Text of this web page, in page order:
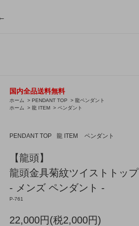
国内全品送料無料
ホーム > PENDANT TOP > 龍ペンダント
ホーム
> 龍 ITEM > ペンダント
PENDANT TOP 龍 ITEM ペンダント
【龍頭】
龍頭金具菊紋ツイストトップ
- メンズ ペンダント -
P-761
22,000円(税2,000円)